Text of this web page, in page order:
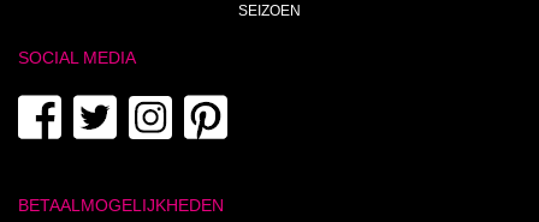
SEIZOEN
SOCIAL MEDIA
BETAALMOGELIJKHEDEN